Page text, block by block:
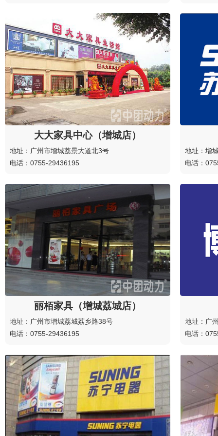
大大家具中心（增城店）
地址：广州市增城荔景大道北3号
电话：0755-29436195
地址：增
电话：
丽栢家具（增城荔城店）
地址：广州市增城荔城荔乡路38号
电话：0755-29436195
地址：广
电话：